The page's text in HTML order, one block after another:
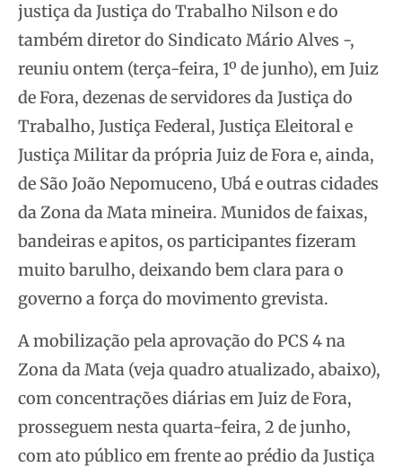
justiça da Justiça do Trabalho Nilson e do
também diretor do Sindicato Mário Alves -,
reuniu ontem (terça-feira, 1º de junho), em Juiz
de Fora, dezenas de servidores da Justiça do
Trabalho, Justiça Federal, Justiça Eleitoral e
Justiça Militar da própria Juiz de Fora e, ainda,
de São João Nepomuceno, Ubá e outras cidades
da Zona da Mata mineira. Munidos de faixas,
bandeiras e apitos, os participantes fizeram
muito barulho, deixando bem clara para o
governo a força do movimento grevista.
A mobilização pela aprovação do PCS 4 na
Zona da Mata (veja quadro atualizado, abaixo),
com concentrações diárias em Juiz de Fora,
prosseguem nesta quarta-feira, 2 de junho,
com ato público em frente ao prédio da Justiça